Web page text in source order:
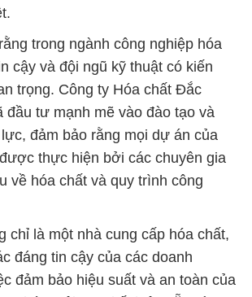
trong ngành công nghiệp hóa
cậy và đội ngũ kỹ thuật có kiến
trọng. Công ty Hóa chất Đắc
đầu tư mạnh mẽ vào đào tạo và
đảm bảo rằng mọi dự án của
thực hiện bởi các chuyên gia
về hóa chất và quy trình công
chỉ là một nhà cung cấp hóa chất,
đáng tin cậy của các doanh
đảm bảo hiệu suất và an toàn của